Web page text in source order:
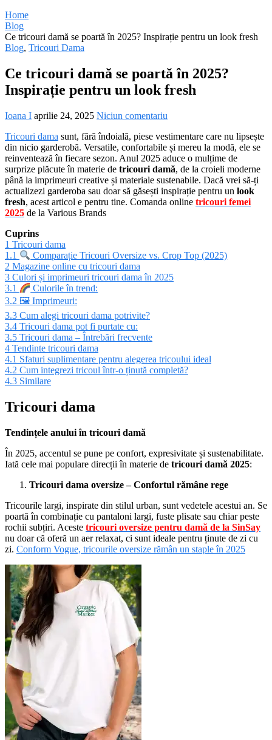
Home
Blog
Ce tricouri damă se poartă în 2025? Inspirație pentru un look fresh
Blog, Tricouri Dama
Ce tricouri damă se poartă în 2025?
Inspirație pentru un look fresh
Ioana I aprilie 24, 2025 Niciun comentariu
Tricouri dama sunt, fără îndoială, piese vestimentare care nu lipsește
din nicio garderobă. Versatile, confortabile și mereu la modă, ele se
reinventează în fiecare sezon. Anul 2025 aduce o mulțime de
surprize plăcute în materie de tricouri damă, de la croieli moderne
până la imprimeuri creative și materiale sustenabile. Dacă vrei să-ți
actualizezi garderoba sau doar să găsești inspirație pentru un look
fresh, acest articol e pentru tine. Comanda online tricouri femei
2025 de la Various Brands
Cuprins
1 Tricouri dama
1.1
Comparație Tricouri Oversize vs. Crop Top (2025)
2 Magazine online cu tricouri dama
3 Culori și imprimeuri tricouri dama în 2025
3.1
Culorile în trend:
3.2 🖼 Imprimeuri:
3.3 Cum alegi tricouri dama potrivite?
3.4 Tricouri dama pot fi purtate cu:
3.5 Tricouri dama – Întrebări frecvente
4 Tendinte tricouri dama
4.1 Sfaturi suplimentare pentru alegerea tricoului ideal
4.2 Cum integrezi tricoul într-o ținută completă?
4.3 Similare
Tricouri dama
Tendințele anului în tricouri damă
În 2025, accentul se pune pe confort, expresivitate și sustenabilitate.
Iată cele mai populare direcții în materie de tricouri damă 2025:
Tricouri dama oversize – Confortul rămâne rege
Tricourile largi, inspirate din stilul urban, sunt vedetele acestui an. Se
poartă în combinație cu pantaloni largi, fuste plisate sau chiar peste
rochii subțiri. Aceste tricouri oversize pentru damă de la SinSay
nu doar că oferă un aer relaxat, ci sunt ideale pentru ținute de zi cu
zi. Conform Vogue, tricourile oversize rămân un staple în 2025